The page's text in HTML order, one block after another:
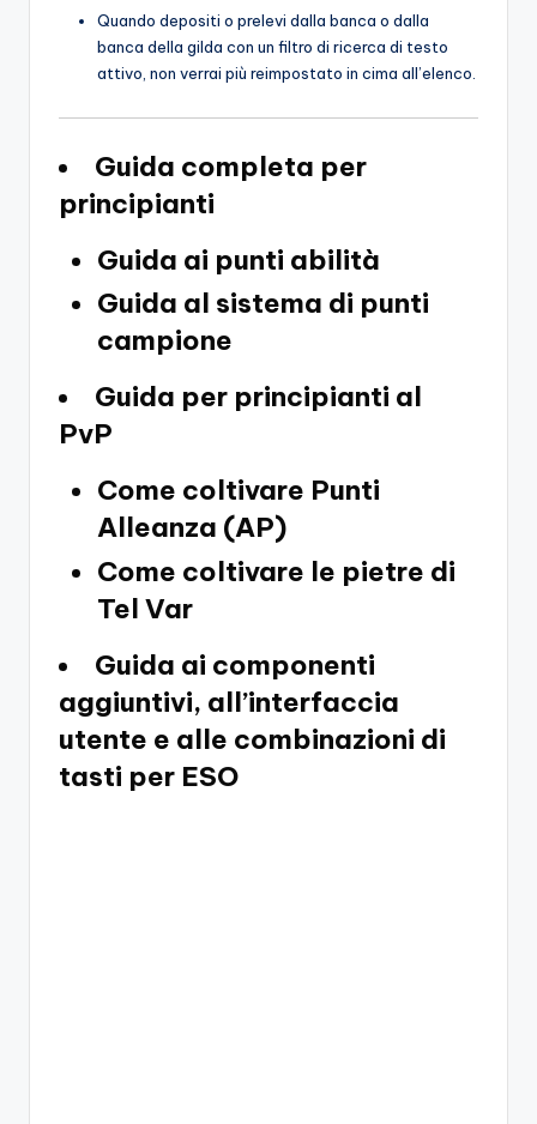
Quando depositi o prelevi dalla banca o dalla
banca della gilda con un filtro di ricerca di testo
attivo, non verrai più reimpostato in cima all’elenco.
Guida completa per
principianti
Guida ai punti abilità
Guida al sistema di punti
campione
Guida per principianti al
PvP
Come coltivare Punti
Alleanza (AP)
Come coltivare le pietre di
Tel Var
Guida ai componenti
aggiuntivi, all’interfaccia
utente e alle combinazioni di
tasti per ESO